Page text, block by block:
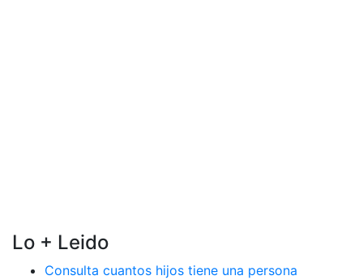
Lo + Leido
Consulta cuantos hijos tiene una persona